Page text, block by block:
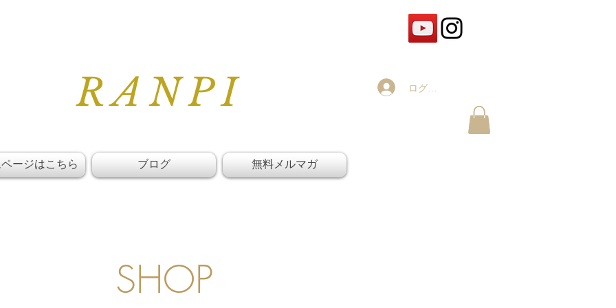
RANPI ログイン
ージはこちら ブログ 無料メルマガ
SHOP